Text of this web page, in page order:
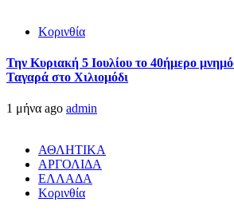
Κορινθία
Την Κυριακή 5 Ιουλίου το 40ήμερο
Ταγαρά στο Χιλιομόδι
1 μήνα ago admin
ΑΘΛΗΤΙΚΑ
ΑΡΓΟΛΙΔΑ
ΕΛΛΑΔΑ
Κορινθία